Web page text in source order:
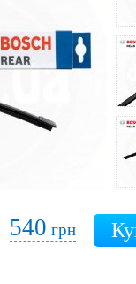
540 грн